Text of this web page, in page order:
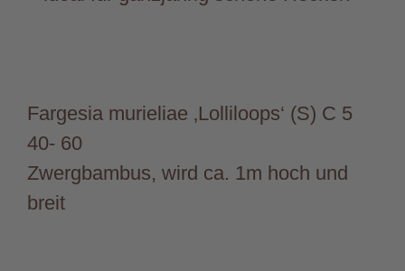
Fargesia murieliae ‚Lolliloops‘ (S) C 5
40- 60
Zwergbambus, wird ca. 1m hoch und
breit